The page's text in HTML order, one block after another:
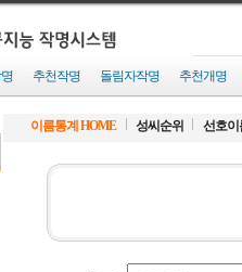
추천작명 돌림자작명 추천개명
이름통계 HOME 성씨순위 선호